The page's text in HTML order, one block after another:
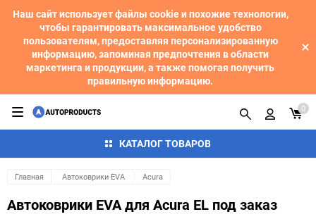
Наш сайт использует файлы cookie и похожие технологии,
чтобы гарантировать максимальное удобство
пользователям, предоставляя персонализированную
информацию, запоминая предпочтения в области
маркетинга и продукции, а также помогая получить
правильную информацию.
КАТАЛОГ ТОВАРОВ
0
Главная Автоковрики EVA Acura
Автоковрики EVA для Acura EL под заказ